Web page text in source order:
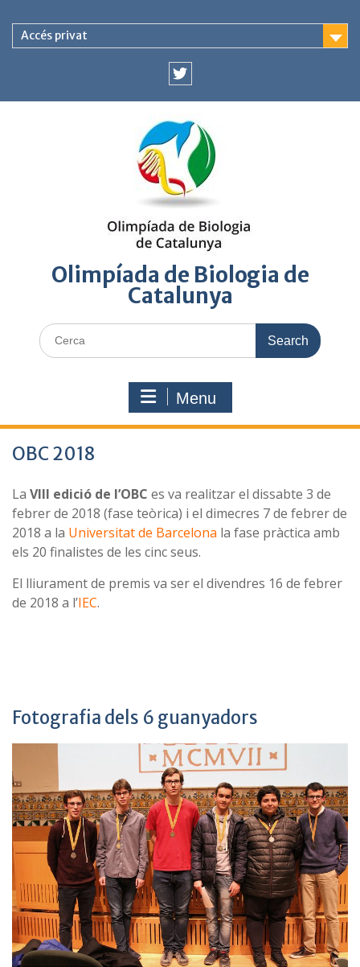
contentAccés privat
Olimpíada de Biologia de
Catalunya
Cerca
Menu
OBC 2018
La VIII edició de l’OBC es va realitzar el dissabte 3 de
febrer de 2018 (fase teòrica) i el dimecres 7 de febrer de
2018 a la Universitat de Barcelona la fase pràctica amb
els 20 finalistes de les cinc seus.
El lliurament de premis va ser el divendres 16 de febrer
de 2018 a l’IEC.
Fotografia dels 6 guanyadors